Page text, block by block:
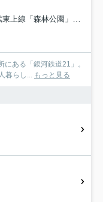
上線「森林公園」駅 徒歩41分
ある「銀河鉄道21」。
暮らし... もっと見る